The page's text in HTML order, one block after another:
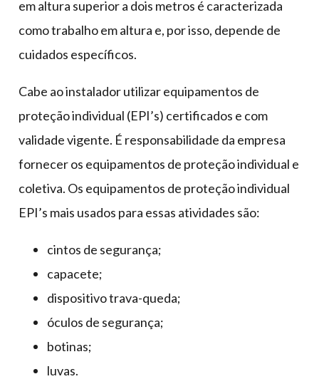
em altura superior a dois metros é caracterizada
como trabalho em altura e, por isso, depende de
cuidados específicos.
Cabe ao instalador utilizar equipamentos de
proteção individual (EPI’s) certificados e com
validade vigente. É responsabilidade da empresa
fornecer os equipamentos de proteção individual e
coletiva. Os equipamentos de proteção individual
EPI’s mais usados para essas atividades são:
cintos de segurança;
capacete;
dispositivo trava-queda;
óculos de segurança;
botinas;
luvas.